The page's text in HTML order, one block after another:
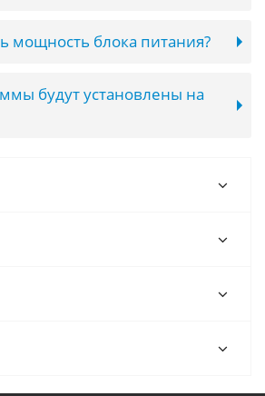
мощность блока питания?
будут установлены на